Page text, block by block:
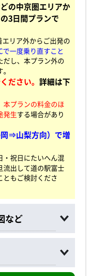
の中京圏エリアか
3日間プランで
リア外からご出発の
一度乗り直すこと
し、本プラン外の
ださい。 詳細は下
本プランの料金のほ
発生する場合があり
⇒山梨方向）で増
祝日にたいへん混
流出して道の駅富士
ともご検討くださ
など